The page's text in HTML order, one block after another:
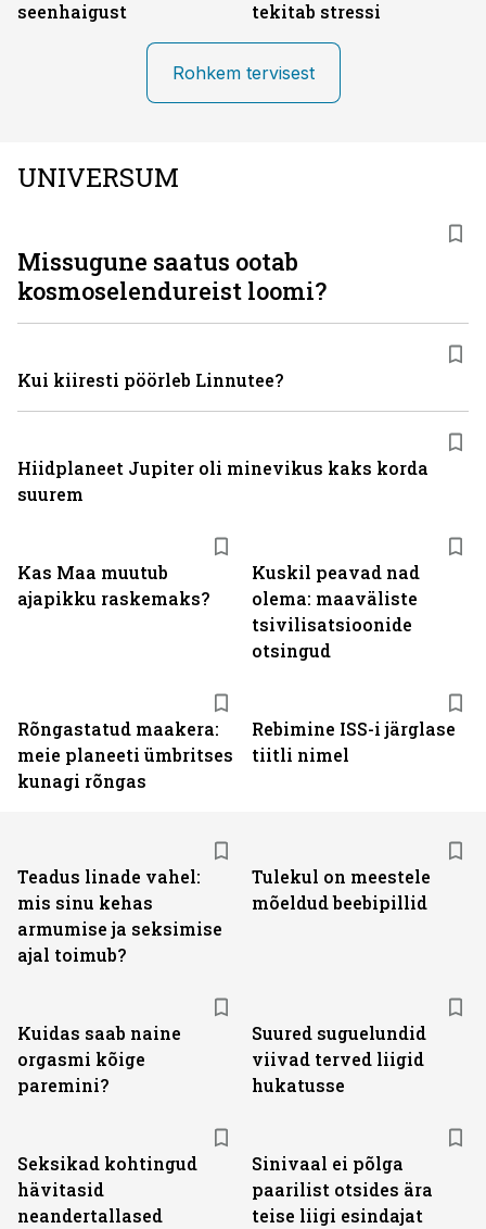
seenhaigust tekitab stressi
Rohkem tervisest
UNIVERSUM
Kas Maa muutub
ajapikku raskemaks?
Kuskil peavad nad
olema: maaväliste
tsivilisatsioonide
otsingud
Rõngastatud maakera:
meie planeeti ümbritses
kunagi rõngas
Rebimine ISS-i järglase
tiitli nimel
Missugune saatus ootab
kosmoselendureist loomi?
Kui kiiresti pöörleb Linnutee?
Hiidplaneet Jupiter oli minevikus kaks korda
suurem
Teadus linade vahel:
mis sinu kehas
armumise ja seksimise
ajal toimub?
Tulekul on meestele
mõeldud beebipillid
Kuidas saab naine
orgasmi kõige
paremini?
Suured suguelundid
viivad terved liigid
hukatusse
Seksikad kohtingud
hävitasid
neandertallased
Sinivaal ei põlga
paarilist otsides ära
teise liigi esindajat